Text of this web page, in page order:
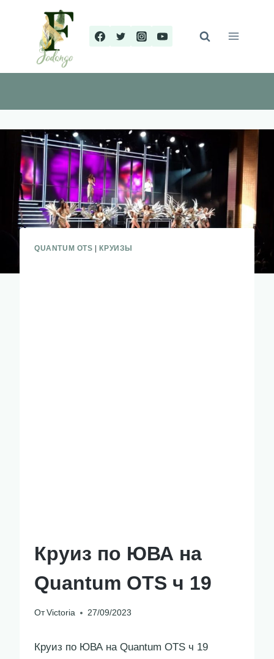
содержимому
QUANTUM OTS КРУИЗЫ
Круиз по ЮВА на
Quantum OTS ч 19
От Victoria 27/09/2023
Круиз по ЮВА на Quantum OTS ч 19